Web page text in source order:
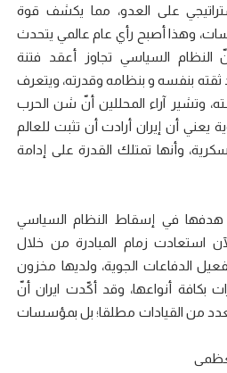
على العدو، مما يكشف قوة
وهذا أصبح رأي عام عالمي يتحدث
النظام السياسي تجاوز أعقد فتنة
ثقته بنفسه و بنظامه وقدرته، ويتعرف
وتشير آراء المحللين أنّ شن الحرب
يعني أن إيران أرادت أن تثبت للعالم
وأنها تمتلك القدرة على إدامة
في إسقاط النظام السياسي
استعادت زمام المبادرة من خلال
الدفاعات الجوية، ولديها مخزون
بكافة أنواعها، وقد أكّدت ايران أنّ
بعدد من القيادات مطلقا؛ بل بمؤسسات